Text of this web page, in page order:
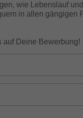
wie Lebenslauf
in allen gängigen
auf Deine Bewerbung!